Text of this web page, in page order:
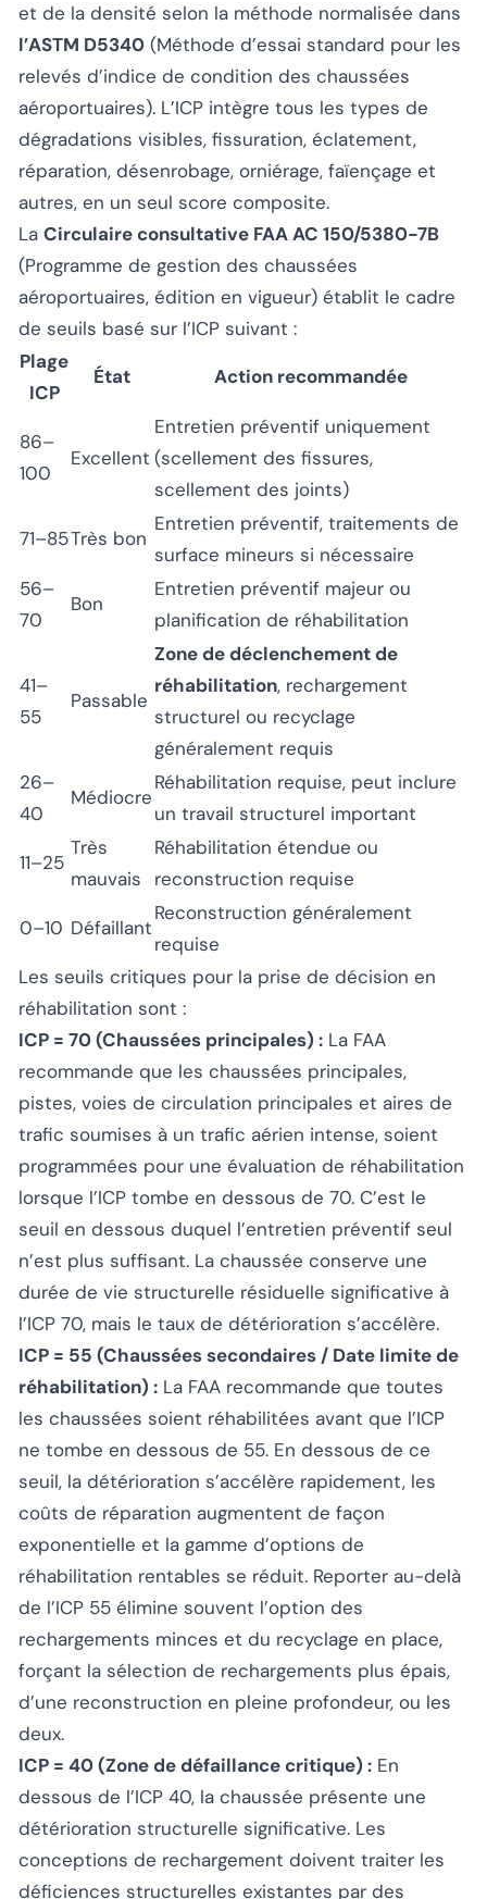
et de la densité selon la méthode normalisée dans
l’ASTM D5340 (Méthode d’essai standard pour les
relevés d’indice de condition des chaussées
aéroportuaires). L’ICP intègre tous les types de
dégradations visibles, fissuration, éclatement,
réparation, désenrobage, orniérage, faïençage et
autres, en un seul score composite.
La Circulaire consultative FAA AC 150/5380-7B
(Programme de gestion des chaussées
aéroportuaires, édition en vigueur) établit le cadre
de seuils basé sur l’ICP suivant :
Plage
ICP
État Action recommandée
86–
100
Excellent
Entretien préventif uniquement
(scellement des fissures,
scellement des joints)
71–85Très bon
Entretien préventif, traitements de
surface mineurs si nécessaire
56–
70
Bon
Entretien préventif majeur ou
planification de réhabilitation
41–
55
Passable
Zone de déclenchement de
réhabilitation, rechargement
structurel ou recyclage
généralement requis
26–
40
Médiocre
Réhabilitation requise, peut inclure
un travail structurel important
11–25
Très
mauvais
Réhabilitation étendue ou
reconstruction requise
0–10 Défaillant
Reconstruction généralement
requise
Les seuils critiques pour la prise de décision en
réhabilitation sont :
ICP = 70 (Chaussées principales) : La FAA
recommande que les chaussées principales,
pistes, voies de circulation principales et aires de
trafic soumises à un trafic aérien intense, soient
programmées pour une évaluation de réhabilitation
lorsque l’ICP tombe en dessous de 70. C’est le
seuil en dessous duquel l’entretien préventif seul
n’est plus suffisant. La chaussée conserve une
durée de vie structurelle résiduelle significative à
l’ICP 70, mais le taux de détérioration s’accélère.
ICP = 55 (Chaussées secondaires / Date limite de
réhabilitation) : La FAA recommande que toutes
les chaussées soient réhabilitées avant que l’ICP
ne tombe en dessous de 55. En dessous de ce
seuil, la détérioration s’accélère rapidement, les
coûts de réparation augmentent de façon
exponentielle et la gamme d’options de
réhabilitation rentables se réduit. Reporter au-delà
de l’ICP 55 élimine souvent l’option des
rechargements minces et du recyclage en place,
forçant la sélection de rechargements plus épais,
d’une reconstruction en pleine profondeur, ou les
deux.
ICP = 40 (Zone de défaillance critique) : En
dessous de l’ICP 40, la chaussée présente une
détérioration structurelle significative. Les
conceptions de rechargement doivent traiter les
déficiences structurelles existantes par des